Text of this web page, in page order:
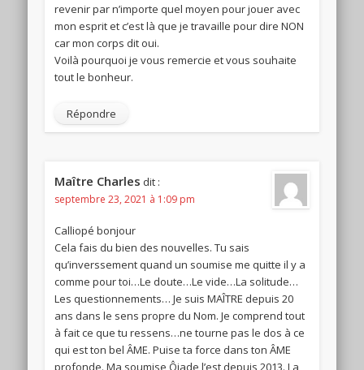
revenir par n’importe quel moyen pour jouer avec
mon esprit et c’est là que je travaille pour dire NON
car mon corps dit oui.
Voilà pourquoi je vous remercie et vous souhaite
tout le bonheur.
Répondre
Maître Charles dit :
septembre 23, 2021 à 1:09 pm
Calliopé bonjour
Cela fais du bien des nouvelles. Tu sais
qu’inverssement quand un soumise me quitte il y a
comme pour toi…Le doute…Le vide…La solitude…
Les questionnements… Je suis MAÎTRE depuis 20
ans dans le sens propre du Nom. Je comprend tout
à fait ce que tu ressens…ne tourne pas le dos à ce
qui est ton bel ÂME. Puise ta force dans ton ÂME
profonde. Ma soumise Ôjade l’est depuis 2013. La